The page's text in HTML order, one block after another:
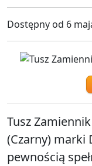
Dostępny od 6
Tusz Zamiennik
(Czarny) marki
pewnością